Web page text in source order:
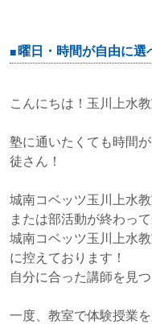
曜日・時間が自由に選
こんにちは！玉川上水教
塾に通いたくても時間
徒さん！
城南コベッツ玉川上水
または部活動が終わっ
城南コベッツ玉川上水
に控えております！
自分に合った講師を見つ
一度、教室で体験授業